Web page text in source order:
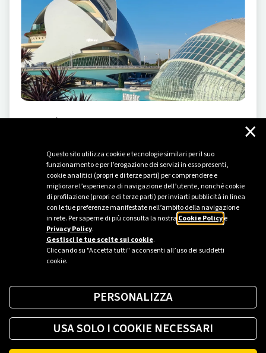
Questo sito utilizza cookie e tecnologie similari per il suo
funzionamento e per l’erogazione dei servizi in esso presenti,
cookie analitici (propri e di terze parti) per comprendere e
migliorare l’esperienza di navigazione dell’utente, nonché cookie
di profilazione (propri e di terze parti) per inviarti pubblicità in linea
con le tue preferenze manifestate nell’ambito della navigazione
in rete. Per saperne di più consulta la nostra Cookie Policye
Privacy Policy.
Gestisci le tue scelte sui cookie.
Cliccando su "Accetta tutti" acconsenti all’uso dei suddetti
cookie.
×
PERSONALIZZA
USA SOLO I COOKIE NECESSARI
MOBILITÀ ELETTRICA-17/04/2025
della Huerta
Un itinerario on the road alla scoperta della Capitale
Verde d’Europa e dei suoi lussureggianti dintorni,
all’insegna della mobilità elettrica.